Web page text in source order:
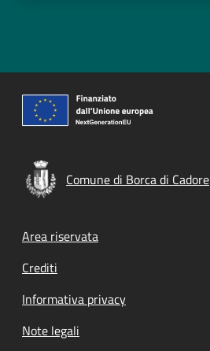
Comune di Borca di Cadore
Footer menu
Area riservata
Crediti
Informativa privacy
Note legali